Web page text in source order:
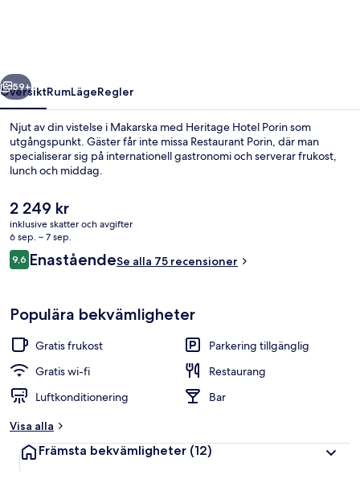
Gallery fyrbäddsrum | Terrass/Patio
Nästa
59+
ÖversiktRumLägeRegler
Njut av din vistelse i Makarska med Heritage Hotel Porin som
utgångspunkt. Gäster får inte missa Restaurant Porin, där man
specialiserar sig på internationell gastronomi och serverar frukost,
lunch och middag.
Det
nuvarande
priset
är
2 249 kr
2 249 kr
inklusive skatter och avgifter
6 sep. – 7 sep.
Recensioner
9,69,6 av 10,
EnaståendeSe alla 75 recensioner
Populära bekvämligheter
Gratis frukost
Parkering tillgänglig
Gratis wi-fi
Restaurang
Luftkonditionering
Bar
Visa alla
Främsta bekvämligheter (12)